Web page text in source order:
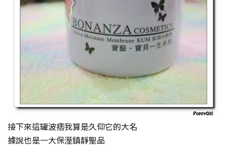
接下來這罐波痞我算是久仰它的大名
據說也是一大保溼鎮靜聖品